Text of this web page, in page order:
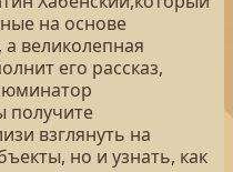
на основе
великолепная
его рассказ,
получите
взглянуть на
но и узнать, как